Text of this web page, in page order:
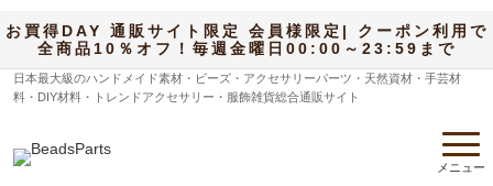
お買得DAY 通販サイト限定 会員様限定| クーポン利用で
全商品10％オフ！毎週金曜日00:00～23:59まで
日本最大級のハンドメイド素材・ビーズ・アクセサリーパーツ・天然資材・手芸材
料・DIY材料・トレンドアクセサリー・服飾雑貨総合通販サイト
メニュー